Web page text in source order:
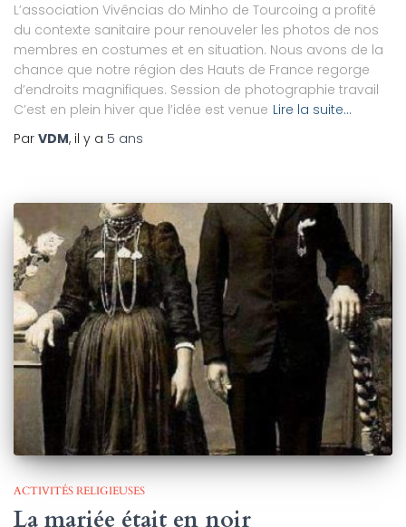
L’association Vivências do Minho de Tourcoing a profité
du contexte sanitaire pour renouveler les photos de nos
membres en costumes et en situation. Nous avons de la
chance que notre région des Hauts de France regorge
d’endroits magnifiques. Session de photographie travail
C’est en plein hiver que l’idée est venue Lire la suite…
Par VDM, il y a 5 ans
ACTIVITÉS RELIGIEUSES
La mariée était en noir